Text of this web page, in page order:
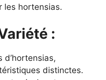
les hortensias.
:
d’hortensias,
distinctes.